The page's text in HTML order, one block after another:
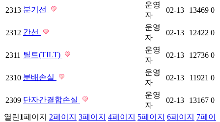
2313 분기선
운영
자
02-13 13469 0
2312 간선
운영
자
02-13 12422 0
2311 틸트(TILT)
운영
자
02-13 12736 0
2310 분배손실
운영
자
02-13 11921 0
2309 단자간결합손실
운영
자
02-13 13167 0
열린1페이지 2페이지 3페이지 4페이지 5페이지 6페이지 7페이